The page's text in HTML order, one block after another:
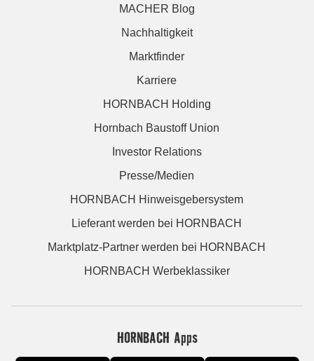
MACHER Blog
Nachhaltigkeit
Marktfinder
Karriere
HORNBACH Holding
Hornbach Baustoff Union
Investor Relations
Presse/Medien
HORNBACH Hinweisgebersystem
Lieferant werden bei HORNBACH
Marktplatz-Partner werden bei HORNBACH
HORNBACH Werbeklassiker
HORNBACH Apps